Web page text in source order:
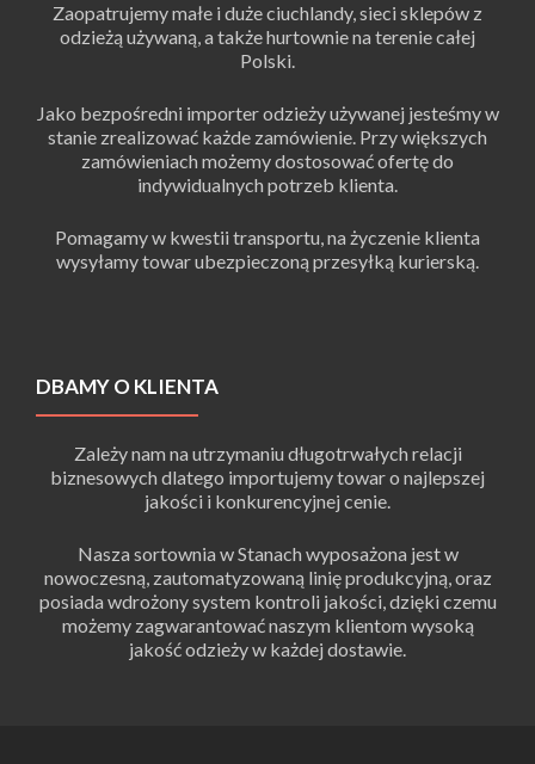
Zaopatrujemy małe i duże ciuchlandy, sieci sklepów z
odzieżą używaną, a także hurtownie na terenie całej
Polski.
Jako bezpośredni importer odzieży używanej jesteśmy w
stanie zrealizować każde zamówienie. Przy większych
zamówieniach możemy dostosować ofertę do
indywidualnych potrzeb klienta.
Pomagamy w kwestii transportu, na życzenie klienta
wysyłamy towar ubezpieczoną przesyłką kurierską.
DBAMY O KLIENTA
Zależy nam na utrzymaniu długotrwałych relacji
biznesowych dlatego importujemy towar o najlepszej
jakości i konkurencyjnej cenie.
Nasza sortownia w Stanach wyposażona jest w
nowoczesną, zautomatyzowaną linię produkcyjną, oraz
posiada wdrożony system kontroli jakości, dzięki czemu
możemy zagwarantować naszym klientom wysoką
jakość odzieży w każdej dostawie.